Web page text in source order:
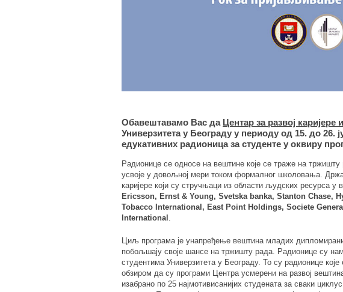
Обавештавамо Вас да Центар за развој
Универзитета у Београду у периоду од 15. до 26.
едукативних радионица за студенте у оквиру
Радионице се односе на вештине које се траже на тржишту
усвоје у довољној мери током формалног школовања.
каријере који су стручњаци из области људских ресурса у
Ericsson, Ernst & Young, Svetska banka, Stanton Chase,
Tobacco International, East Point Holdings, Societe
International
Циљ програма је унапређење вештина младих
побољшају своје шансе на тржишту рада. Радионице су
студентима Универзитета у Београду. То су радионице
обзиром да су програми Центра усмерени на развој
изабрано по 25 најмотивисанијих студената за сваки